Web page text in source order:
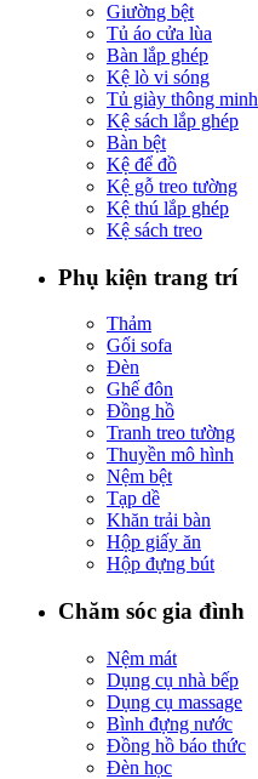
Giường bệt
Tủ áo cửa lùa
Bàn lắp ghép
Kệ lò vi sóng
Tủ giày thông minh
Kệ sách lắp ghép
Bàn bệt
Kệ để đồ
Kệ gỗ treo tường
Kệ thú lắp ghép
Kệ sách treo
Phụ kiện trang trí
Thảm
Gối sofa
Đèn
Ghế đôn
Đồng hồ
Tranh treo tường
Thuyền mô hình
Nệm bệt
Tạp dề
Khăn trải bàn
Hộp giấy ăn
Hộp đựng bút
Chăm sóc gia đình
Nệm mát
Dụng cụ nhà bếp
Dụng cụ massage
Bình đựng nước
Đồng hồ báo thức
Đèn học